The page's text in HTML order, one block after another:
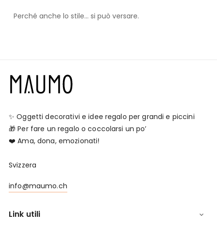
Perché anche lo stile… si può versare.
✨ Oggetti decorativi e idee regalo per grandi e piccini
🎁 Per fare un regalo o coccolarsi un po’
❤️ Ama, dona, emozionati!
Svizzera
info@maumo.ch
Link utili 